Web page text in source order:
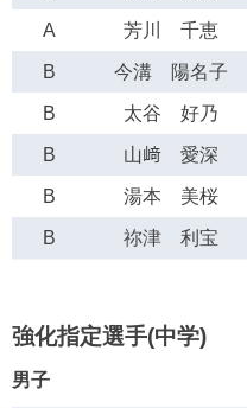
A 芳川 千恵
B 今溝 陽名子
B 太谷 好乃
B 山﨑 愛深
B 湯本 美桜
B 祢津 利宝
強化指定選手(中学)
男子